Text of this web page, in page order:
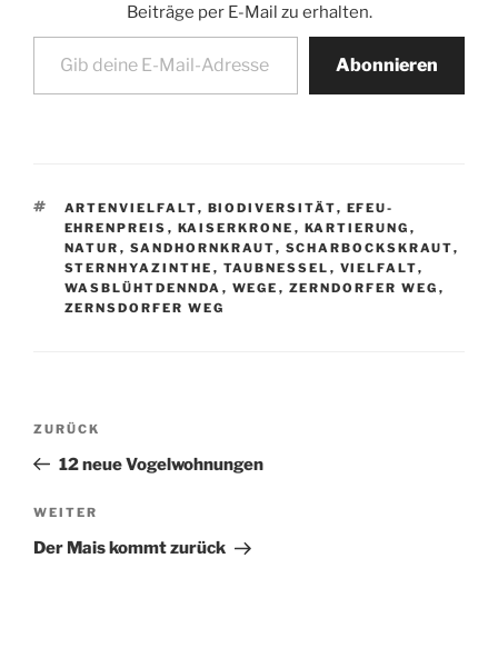
Beiträge per E-Mail zu erhalten.
Gib deine E-Mail-Adresse ein ...
Abonnieren
SCHLAGWÖRTER
ARTENVIELFALT, BIODIVERSITÄT, EFEU-
EHRENPREIS , KAISERKRONE , KARTIERUNG ,
NATUR , SANDHORNKRAUT, SCHARBOCKSKRAUT,
STERNHYAZINTHE , TAUBNESSEL , VIELFALT,
WASBLÜHTDENNDA , WEGE , ZERNDORFER WEG ,
ZERNSDORFER WEG
Beitragsnavigation
Vorheriger
Beitrag
ZURÜCK
12 neue Vogelwohnungen
Nächster
Beitrag
WEITER
Der Mais kommt zurück